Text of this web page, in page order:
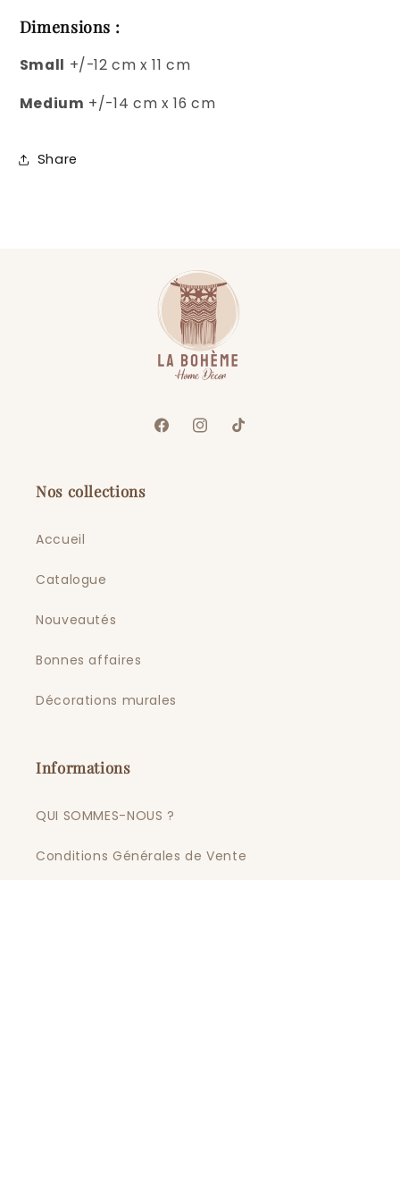
Dimensions :
Small +/-12 cm x 11 cm
Medium +/-14 cm x 16 cm
Share
FacebookInstagram
TikTok
Nos collections
Accueil
Catalogue
Nouveautés
Bonnes affaires
Décorations murales
Informations
QUI SOMMES-NOUS ?
Conditions Générales de Vente